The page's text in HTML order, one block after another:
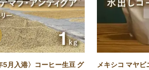
5月入港〉コーヒー生豆 グ
メキシコ マヤ